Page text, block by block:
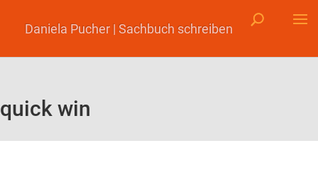
Daniela Pucher | Sachbuch schreiben
quick win